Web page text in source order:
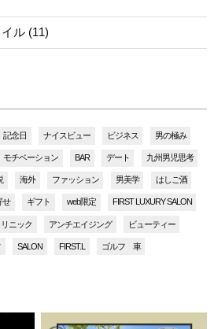
ル (11)
記念日 ナイスビュー ビジネス 男の極み
モチベーション BAR デート 九州男児思考
海外 ファッション 男美学 はしご酒
せ ギフト web限定 FIRST LUXURY SALON
ニック アンチエイジング ビューティー
SALON FIRST.L ゴルフ 車